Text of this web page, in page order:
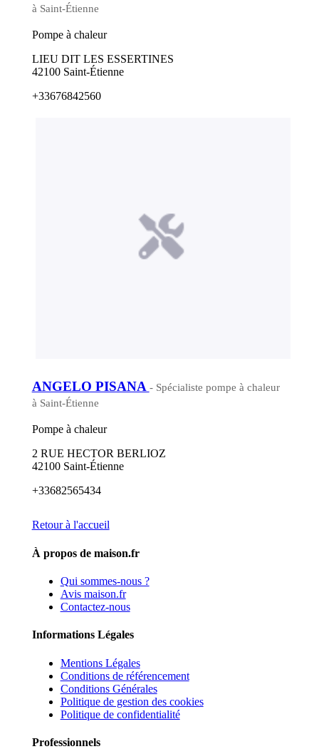
à Saint-Étienne
Pompe à chaleur
LIEU DIT LES ESSERTINES
42100 Saint-Étienne
+33676842560
ANGELO PISANA - Spécialiste pompe à chaleur
à Saint-Étienne
Pompe à chaleur
2 RUE HECTOR BERLIOZ
42100 Saint-Étienne
+33682565434
Retour à l'accueil
À propos de maison.fr
Qui sommes-nous ?
Avis maison.fr
Contactez-nous
Informations Légales
Mentions Légales
Conditions de référencement
Conditions Générales
Politique de gestion des cookies
Politique de confidentialité
Professionnels